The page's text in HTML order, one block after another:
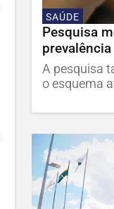
SAÚDE
Pesquisa
A pesquisa
o esquema